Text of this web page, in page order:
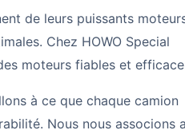
de leurs puissants
Chez HOWO Special
moteurs fiables et
à ce que chaque camion
Nous nous associons